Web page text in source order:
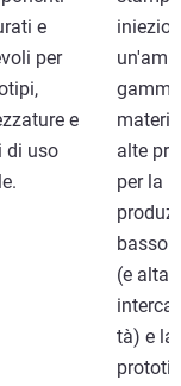
e
per
e
di uso
alte
per la
basso
(e alta
tà) e la